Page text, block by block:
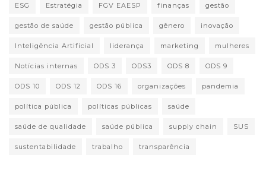
ESG Estratégia FGV EAESP finanças gestão
gestão de saúde gestão pública gênero inovação
Inteligência Artificial liderança marketing mulheres
Notícias internas ODS 3 ODS3 ODS 8 ODS 9
ODS 10 ODS 12 ODS 16 organizações pandemia
política pública políticas públicas saúde
saúde de qualidade saúde pública supply chain SUS
sustentabilidade trabalho transparência